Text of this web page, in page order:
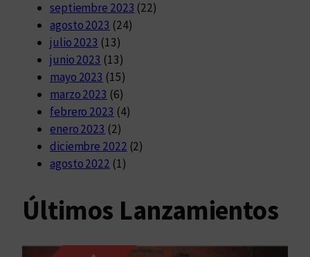
septiembre 2023 (22)
agosto 2023 (24)
julio 2023 (13)
junio 2023 (13)
mayo 2023 (15)
marzo 2023 (6)
febrero 2023 (4)
enero 2023 (2)
diciembre 2022 (2)
agosto 2022 (1)
Últimos Lanzamientos